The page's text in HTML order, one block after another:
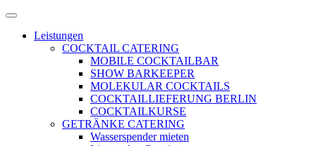
Zum
springen
Menü
öffnenLeistungen
COCKTAIL CATERING
MOBILE COCKTAILBAR
SHOW BARKEEPER
MOLEKULAR COCKTAILS
COCKTAILLIEFERUNG BERLIN
COCKTAILKURSE
GETRÄNKE CATERING
Wasserspender mieten